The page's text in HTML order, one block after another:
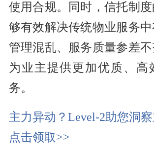
使用合规。同时，信托制
够有效解决传统物业服务
管理混乱、服务质量参差不
为业主提供更加优质、高
务。
主力异动？Level-2助您洞察
点击领取>>